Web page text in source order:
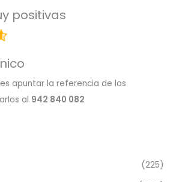
positivas
apuntar la referencia de los
al 942 840 082
(225)